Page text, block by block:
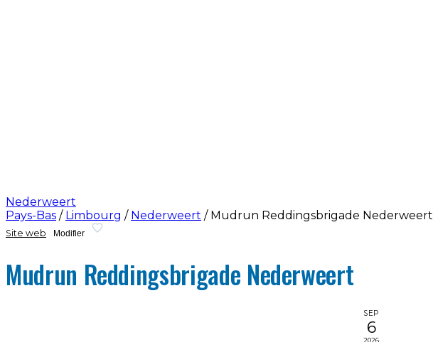
Nederweert
Pays-Bas / Limbourg / Nederweert / Mudrun Reddingsbrigade Nederweert
Site web Modifier
Mudrun Reddingsbrigade Nederweert
SEP
6
2026